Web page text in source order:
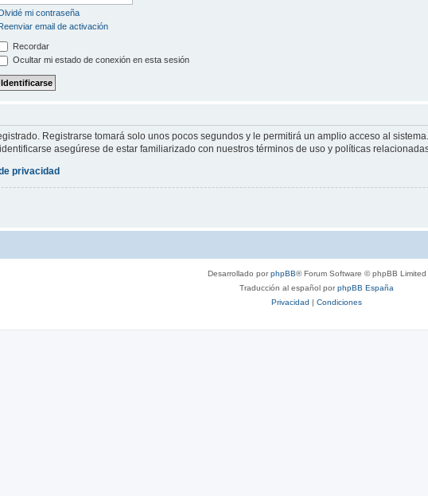
mi contraseña
email de activación
Recordar
Ocultar mi estado de conexión en esta sesión
Registrarse tomará solo unos pocos segundos y le permitirá un amplio acceso al
asegúrese de estar familiarizado con nuestros términos de uso y políticas
privacidad
Desarrollado porphpBB® Forum Software © phpBB Limited
Traducción al español porphpBB España
Privacidad | Condiciones